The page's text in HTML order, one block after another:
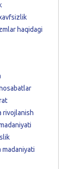
haqidagi
rivojlanish
madaniyati